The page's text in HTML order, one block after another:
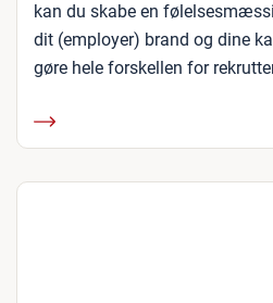
kan du skabe en
dit (employer) brand og dine
gøre hele forskellen for